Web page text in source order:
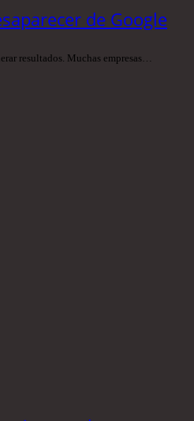
de Google
resultados. Muchas empresas…